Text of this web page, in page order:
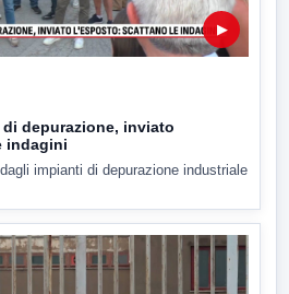
▶
depurazione, inviato
indagini
impianti di depurazione industriale